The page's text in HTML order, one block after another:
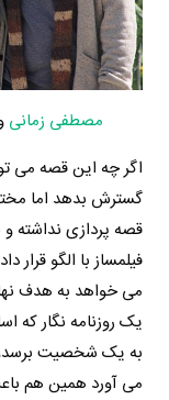
مصطفی زمانی
اگر چه این قصه می
گسترش بدهد اما
قصه پردازی نداشته
فیلمساز با الگو
می خواهد به هدف
یک روزنامه نگار که
به یک شخصیت برسد،
می آورد همین هم